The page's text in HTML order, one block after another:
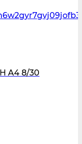
A4 8/30